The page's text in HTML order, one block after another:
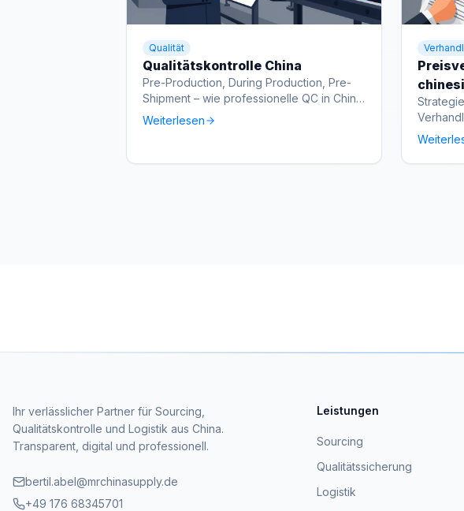
Qualität
Qualitätskontrolle China
Pre-Production, During Production, Pre-
Shipment – wie professionelle QC in China
funktioniert.
Weiterlesen
Ihr verlässlicher Partner für Sourcing,
Qualitätskontrolle und Logistik aus China.
Transparent, digital und professionell.
bertil.abel@mrchinasupply.de
+49 176 68345701
Leistungen
Sourcing
Qualitätssicherung
Logistik